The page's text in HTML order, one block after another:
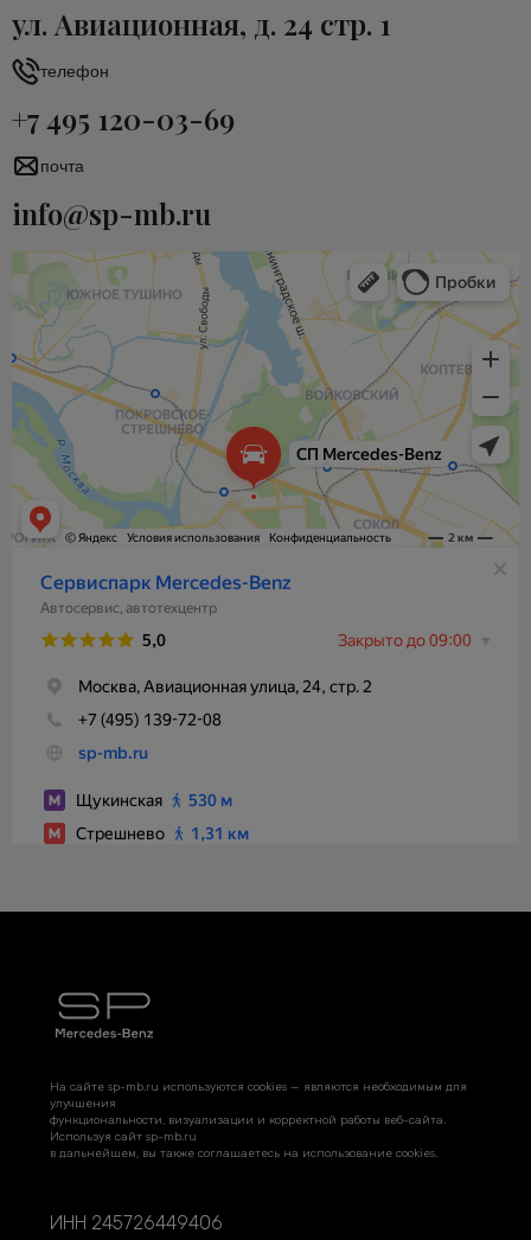
ул. Авиационная, д. 24 стр. 1
телефон
+7 495 120-03-69
почта
info@sp-mb.ru
На сайте sp-mb.ru используются cookies — являются необходимым для
улучшения
функциональности, визуализации и корректной работы веб-сайта.
Используя сайт sp-mb.ru
в дальнейшем, вы также соглашаетесь на использование cookies.
ИНН 245726449406